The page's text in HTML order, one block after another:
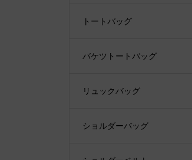
トートバッグ
バケツトートバッグ
リュックバッグ
ショルダーバッグ